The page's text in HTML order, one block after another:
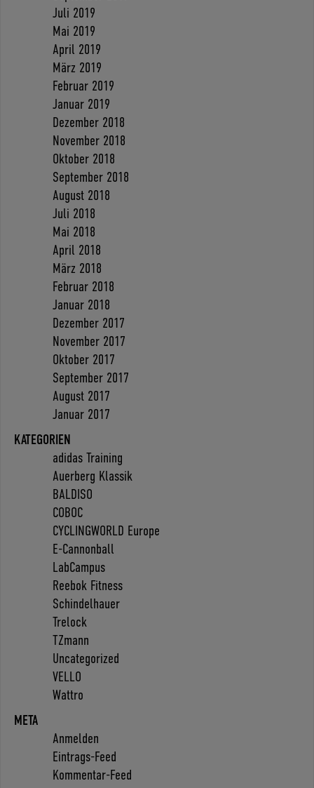
Juli 2019
Mai 2019
April 2019
März 2019
Februar 2019
Januar 2019
Dezember 2018
November 2018
Oktober 2018
September 2018
August 2018
Juli 2018
Mai 2018
April 2018
März 2018
Februar 2018
Januar 2018
Dezember 2017
November 2017
Oktober 2017
September 2017
August 2017
Januar 2017
KATEGORIEN
adidas Training
Auerberg Klassik
BALDISO
COBOC
CYCLINGWORLD Europe
E-Cannonball
LabCampus
Reebok Fitness
Schindelhauer
Trelock
TZmann
Uncategorized
VELLO
Wattro
META
Anmelden
Eintrags-Feed
Kommentar-Feed